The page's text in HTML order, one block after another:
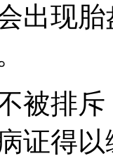
出现
被排
证得